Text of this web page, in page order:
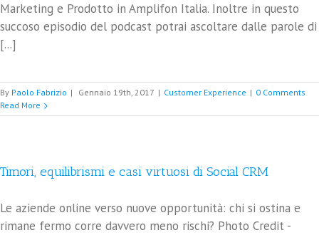
Marketing e Prodotto in Amplifon Italia. Inoltre in questo
succoso episodio del podcast potrai ascoltare dalle parole di
[...]
By Paolo Fabrizio | Gennaio 19th, 2017 | Customer Experience | 0 Comments
Read More
Timori, equilibrismi e casi virtuosi di Social CRM
Le aziende online verso nuove opportunità: chi si ostina e
rimane fermo corre davvero meno rischi? Photo Credit -